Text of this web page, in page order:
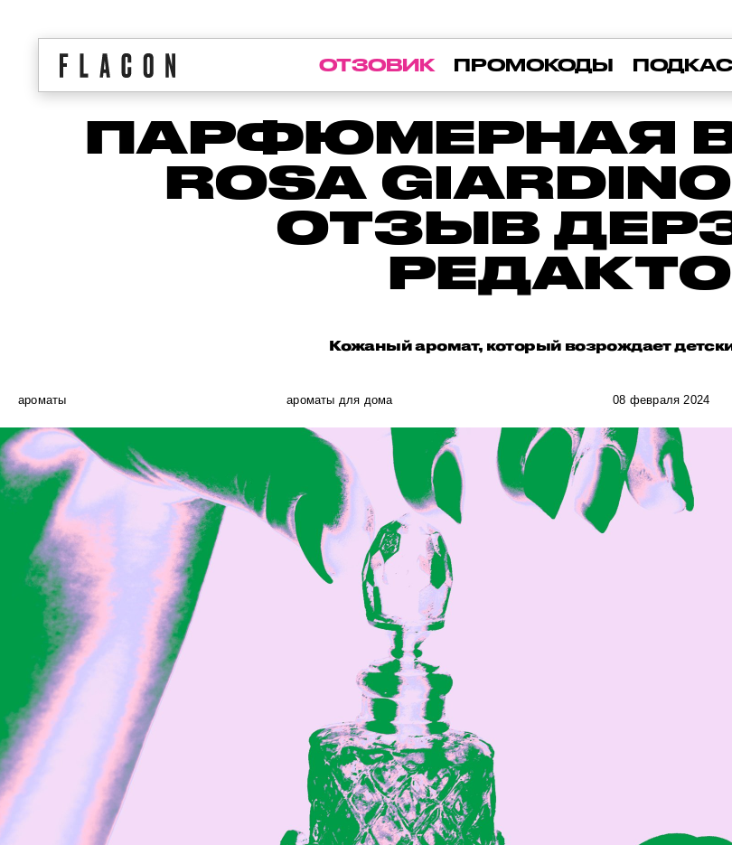
ОТЗОВИК ПРОМОКОДЫ
ПАРФЮМЕРНАЯ
ROSA
ОТЗЫВ
Кожаный аромат, который возрождает
ароматы ароматы для дома 08 февраля 2024